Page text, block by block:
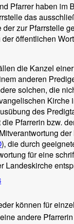
Pfarrer haben im
das
der zur Pfarrstelle
öffentlichen
die Kanzel
anderen
solchen, die
Kirche
des
Pfarrerin bzw.
), die durch
für eine
Landeskirche
können für
andere